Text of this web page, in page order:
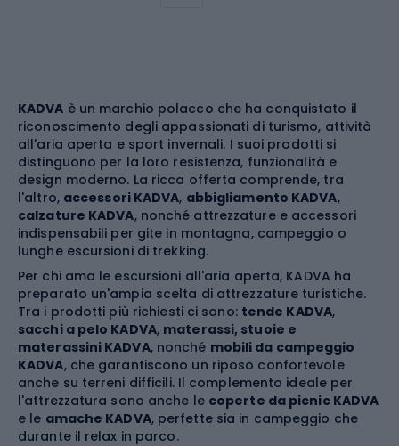
KADVA è un marchio polacco che ha conquistato il
riconoscimento degli appassionati di turismo, attività
all'aria aperta e sport invernali. I suoi prodotti si
distinguono per la loro resistenza, funzionalità e
design moderno. La ricca offerta comprende, tra
l'altro, accessori KADVA, abbigliamento KADVA,
calzature KADVA, nonché attrezzature e accessori
indispensabili per gite in montagna, campeggio o
lunghe escursioni di trekking.
Per chi ama le escursioni all'aria aperta, KADVA ha
preparato un'ampia scelta di attrezzature turistiche.
Tra i prodotti più richiesti ci sono: tende KADVA,
sacchi a pelo KADVA, materassi, stuoie e
materassini KADVA, nonché mobili da campeggio
KADVA, che garantiscono un riposo confortevole
anche su terreni difficili. Il complemento ideale per
l'attrezzatura sono anche le coperte da picnic KADVA
e le amache KADVA, perfette sia in campeggio che
durante il relax in parco.